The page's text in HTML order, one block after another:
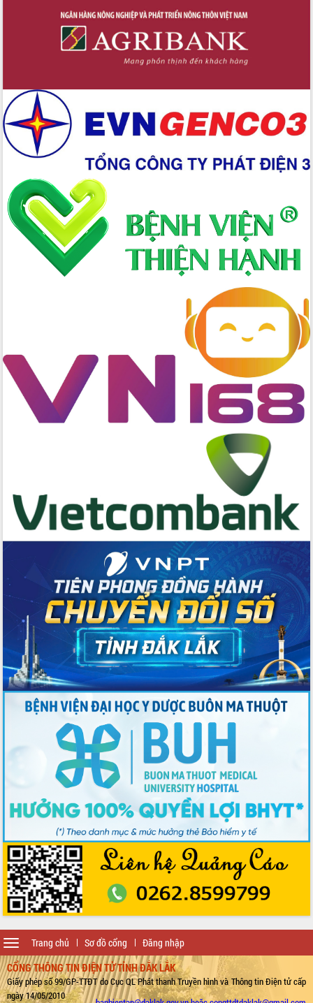
Trang chủ Sơ đồ cổng Đăng nhập
Toggle
navigation
CỔNG THÔNG TIN ĐIỆN TỬ TỈNH ĐẮK LẮK
Giấy phép số 99/GP-TTĐT do Cục QL Phát thanh Truyền hình và Thông tin Điện tử cấp
ngày 14/05/2010